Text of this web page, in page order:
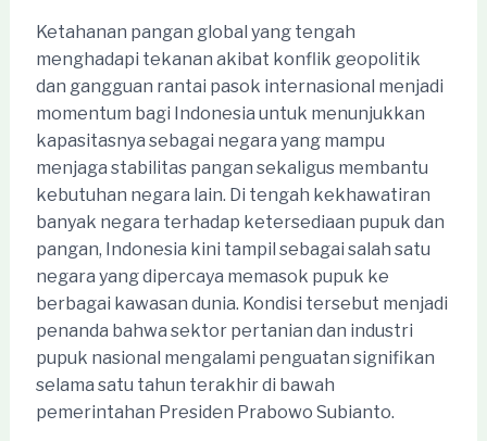
Ketahanan pangan global yang tengah
menghadapi tekanan akibat konflik geopolitik
dan gangguan rantai pasok internasional menjadi
momentum bagi Indonesia untuk menunjukkan
kapasitasnya sebagai negara yang mampu
menjaga stabilitas pangan sekaligus membantu
kebutuhan negara lain. Di tengah kekhawatiran
banyak negara terhadap ketersediaan pupuk dan
pangan, Indonesia kini tampil sebagai salah satu
negara yang dipercaya memasok pupuk ke
berbagai kawasan dunia. Kondisi tersebut menjadi
penanda bahwa sektor pertanian dan industri
pupuk nasional mengalami penguatan signifikan
selama satu tahun terakhir di bawah
pemerintahan Presiden Prabowo Subianto.